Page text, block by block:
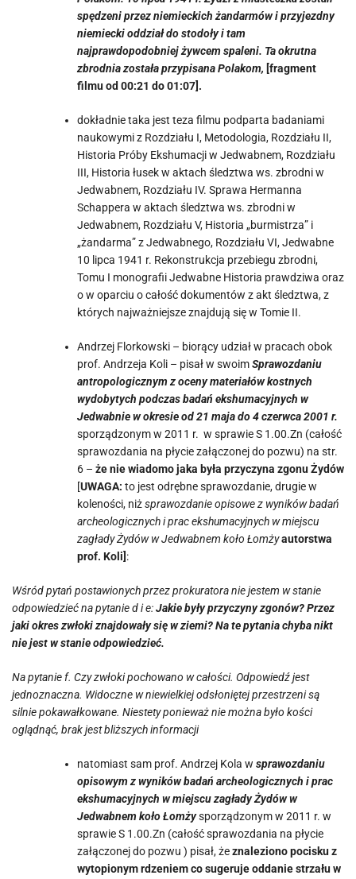
spędzeni przez niemieckich żandarmów i przyjezdny
niemiecki oddział do stodoły i tam
najprawdopodobniej żywcem spaleni. Ta okrutna
zbrodnia została przypisana Polakom, [fragment
filmu od 00:21 do 01:07].
dokładnie taka jest teza filmu podparta badaniami
naukowymi z Rozdziału I, Metodologia, Rozdziału II,
Historia Próby Ekshumacji w Jedwabnem, Rozdziału
III, Historia łusek w aktach śledztwa ws. zbrodni w
Jedwabnem, Rozdziału IV. Sprawa Hermanna
Schappera w aktach śledztwa ws. zbrodni w
Jedwabnem, Rozdziału V, Historia „burmistrza” i
„żandarma” z Jedwabnego, Rozdziału VI, Jedwabne
10 lipca 1941 r. Rekonstrukcja przebiegu zbrodni,
Tomu I monografii Jedwabne Historia prawdziwa oraz
o w oparciu o całość dokumentów z akt śledztwa, z
których najważniejsze znajdują się w Tomie II.
Andrzej Florkowski – biorący udział w pracach obok
prof. Andrzeja Koli – pisał w swoimSprawozdaniu
antropologicznym z oceny materiałów kostnych
wydobytych podczas badań ekshumacyjnych w
Jedwabniew okresie od 21 maja do 4 czerwca 2001 r.
sporządzonym w 2011 r. w sprawie S 1.00.Zn (całość
sprawozdania na płycie załączonej do pozwu) na str.
6 – że nie wiadomo jaka była przyczyna zgonu Żydów
[UWAGA: to jest odrębne sprawozdanie, drugie w
koleności, niżsprawozdanie opisowe z wyników badań
archeologicznych i prac ekshumacyjnych w miejscu
zagłady Żydów w Jedwabnem koło Łomżyautorstwa
prof. Koli] :
Wśród pytań postawionych przez prokuratora nie jestem w stanie
odpowiedzieć na pytanie d i e:Jakie były przyczyny zgonów? Przez
jaki okres zwłoki znajdowały się w ziemi? Na te pytania chyba nikt
nie jest w stanie odpowiedzieć.
Na pytanie f. Czy zwłoki pochowano w całości. Odpowiedź jest
jednoznaczna. Widoczne w niewielkiej odsłoniętej przestrzeni są
silnie pokawałkowane. Niestety ponieważ nie można było kości
oglądnąć, brak jest bliższych informacji
natomiast sam prof. Andrzej Kola w sprawozdaniu
opisowym z wyników badań archeologicznych i prac
ekshumacyjnych w miejscu zagłady Żydów w
Jedwabnem koło Łomżysporządzonym w 2011 r. w
sprawie S 1.00.Zn (całość sprawozdania na płycie
załączonej do pozwu ) pisał, żeznaleziono pocisku z
wytopionym rdzeniem co sugeruje oddanie strzału w